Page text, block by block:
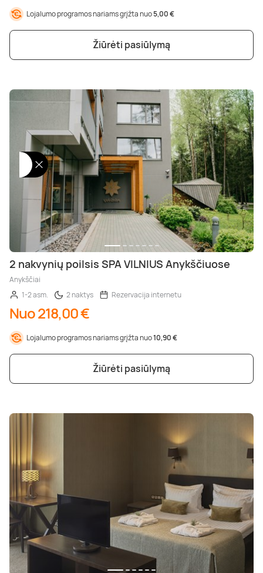
Lojalumo programos nariams grįžta nuo5,00 €
Žiūrėti pasiūlymą
2 nakvynių poilsis SPA VILNIUS Anykščiuose
Anykščiai
1-2 asm.
2 naktys Rezervacija internetu
Nuo 218,00 €
Lojalumo programos nariams grįžta nuo10,90 €
Žiūrėti pasiūlymą